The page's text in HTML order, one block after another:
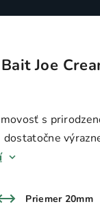
Joe
s
Priemer 20mm